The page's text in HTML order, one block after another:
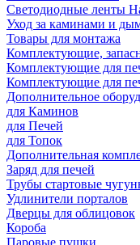
Светодиодные ленты
Уход за каминами и
Товары для монтажа
Комплектующие,
Комплектующие для
Комплектующие для
Дополнительное
для Каминов
для Печей
для Топок
Дополнительная
Заряд для печей
Трубы стартовые
Удлинители порталов
Дверцы для облицовок
Короба
Паровые пушки